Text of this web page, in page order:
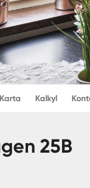
Karta Kalkyl
25B